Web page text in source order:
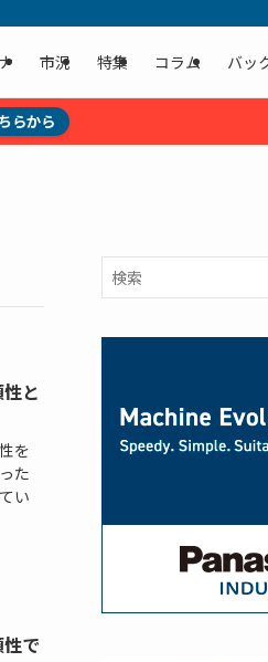
市況 特集 コラム バッ
らから
と
を
た
い
で